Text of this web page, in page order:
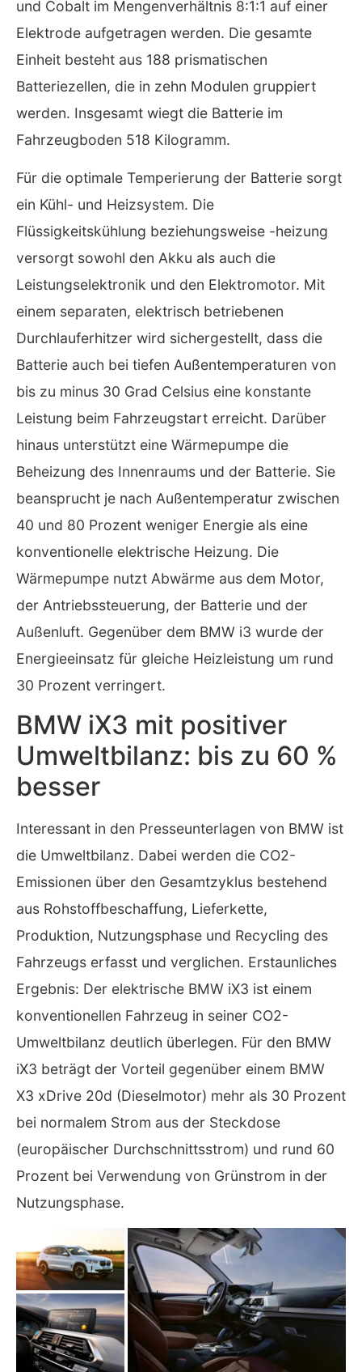
und Cobalt im Mengenverhältnis 8:1:1 auf einer
Elektrode aufgetragen werden. Die gesamte
Einheit besteht aus 188 prismatischen
Batteriezellen, die in zehn Modulen gruppiert
werden. Insgesamt wiegt die Batterie im
Fahrzeugboden 518 Kilogramm.
Für die optimale Temperierung der Batterie sorgt
ein Kühl- und Heizsystem. Die
Flüssigkeitskühlung beziehungsweise -heizung
versorgt sowohl den Akku als auch die
Leistungselektronik und den Elektromotor. Mit
einem separaten, elektrisch betriebenen
Durchlauferhitzer wird sichergestellt, dass die
Batterie auch bei tiefen Außentemperaturen von
bis zu minus 30 Grad Celsius eine konstante
Leistung beim Fahrzeugstart erreicht. Darüber
hinaus unterstützt eine Wärmepumpe die
Beheizung des Innenraums und der Batterie. Sie
beansprucht je nach Außentemperatur zwischen
40 und 80 Prozent weniger Energie als eine
konventionelle elektrische Heizung. Die
Wärmepumpe nutzt Abwärme aus dem Motor,
der Antriebssteuerung, der Batterie und der
Außenluft. Gegenüber dem BMW i3 wurde der
Energieeinsatz für gleiche Heizleistung um rund
30 Prozent verringert.
BMW iX3 mit positiver
Umweltbilanz: bis zu 60 %
besser
Interessant in den Presseunterlagen von BMW ist
die Umweltbilanz. Dabei werden die CO2-
Emissionen über den Gesamtzyklus bestehend
aus Rohstoffbeschaffung, Lieferkette,
Produktion, Nutzungsphase und Recycling des
Fahrzeugs erfasst und verglichen. Erstaunliches
Ergebnis: Der elektrische BMW iX3 ist einem
konventionellen Fahrzeug in seiner CO2-
Umweltbilanz deutlich überlegen. Für den BMW
iX3 beträgt der Vorteil gegenüber einem BMW
X3 xDrive 20d (Dieselmotor) mehr als 30 Prozent
bei normalem Strom aus der Steckdose
(europäischer Durchschnittsstrom) und rund 60
Prozent bei Verwendung von Grünstrom in der
Nutzungsphase.